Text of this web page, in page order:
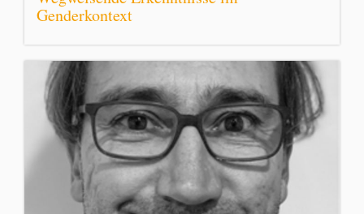
Genderkontext